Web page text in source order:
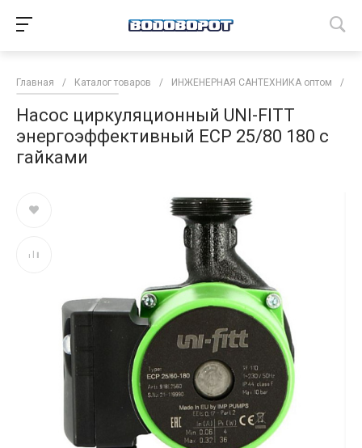
Главная / Каталог товаров / ИНЖЕНЕРНАЯ САНТЕХНИКА оптом /
Насос циркуляционный UNI-FITT
энергоэффективный ECP 25/80 180 с
гайками